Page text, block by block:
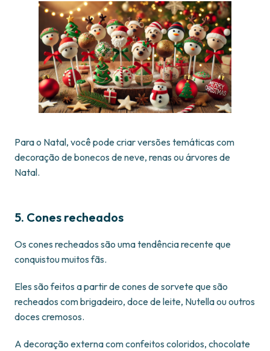
Para o Natal, você pode criar versões temáticas com
decoração de bonecos de neve, renas ou árvores de
Natal.
5. Cones recheados
Os cones recheados são uma tendência recente que
conquistou muitos fãs.
Eles são feitos a partir de cones de sorvete que são
recheados com brigadeiro, doce de leite, Nutella ou outros
doces cremosos.
A decoração externa com confeitos coloridos, chocolate